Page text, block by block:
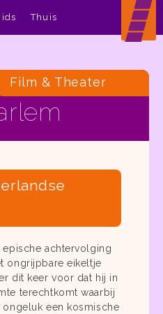
Film & Theater
epische achtervolging
ongrijpbare eikeltje
dit keer voor dat hij in
terechtkomt waarbij
ongeluk een kosmische
Thuis